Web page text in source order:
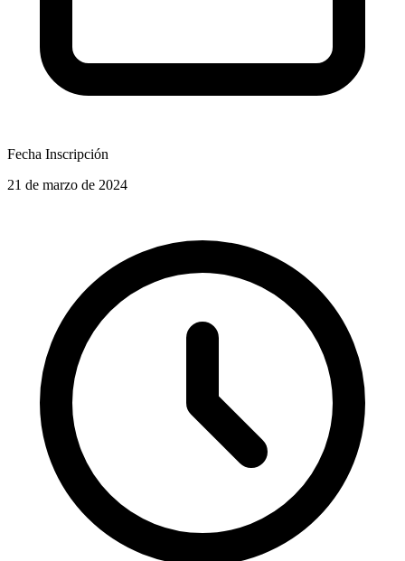
Fecha Inscripción
21 de marzo de 2024